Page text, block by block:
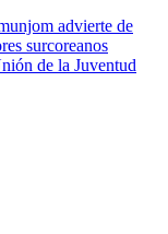
advierte de
surcoreanos
de la Juventud